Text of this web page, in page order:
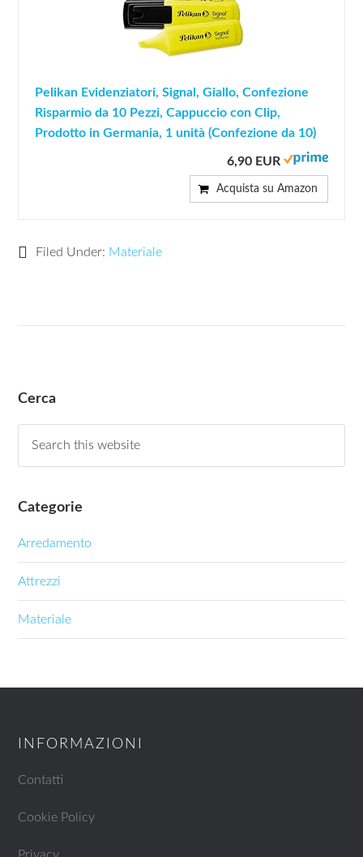
Pelikan Evidenziatori, Signal, Giallo, Confezione
Risparmio da 10 Pezzi, Cappuccio con Clip,
Prodotto in Germania, 1 unità (Confezione da 10)
6,90 EUR
Acquista su Amazon
Filed Under: Materiale
Cerca
Categorie
Arredamento
Attrezzi
Materiale
INFORMAZIONI
Contatti
Cookie Policy